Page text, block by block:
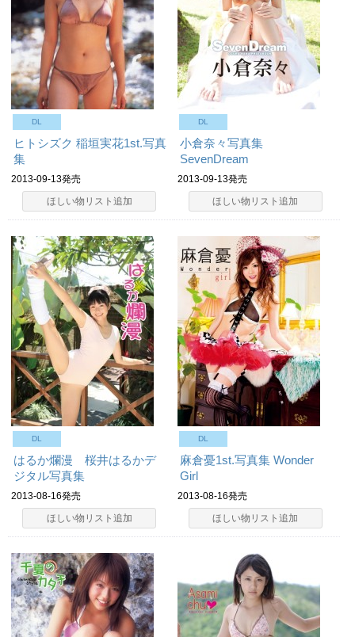
DL
ヒトシズク 稲垣実花1st.写真
集
2013-09-13発売
ほしい物リスト追加
DL
小倉奈々写真集
SevenDream
2013-09-13発売
ほしい物リスト追加
DL
はるか爛漫 桜井はるかデ
ジタル写真集
2013-08-16発売
ほしい物リスト追加
DL
麻倉憂1st.写真集 Wonder
Girl
2013-08-16発売
ほしい物リスト追加